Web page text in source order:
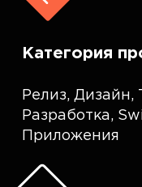
Категория
Релиз, Дизайн,
Разработка,
Приложения